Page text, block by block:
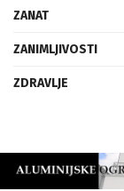
ZANAT
ZANIMLJIVOSTI
ZDRAVLJE